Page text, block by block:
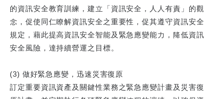
的資訊安全教育訓練，建立「資訊安全，人人有責」的觀
念，促使同仁瞭解資訊安全之重要性，促其遵守資訊安全
規定，藉此提高資訊安全智能及緊急應變能力，降低資訊
安全風險，達持續營運之目標。
(3) 做好緊急應變，迅速災害復原
訂定重要資訊資產及關鍵性業務之緊急應變計畫及災害復